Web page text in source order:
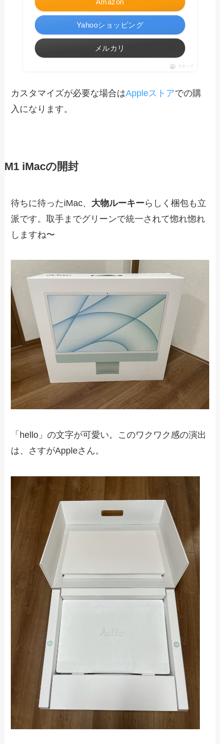
Yahooショッピング
メルカリ
ポチップ
カスタマイズが必要な場合はAppleストアでの購
入になります。
M1 iMacの開封
待ちに待ったiMac、 大物ルーキー らしく梱包も立
派です。取手までグリーンで統一されて惚れ惚れ
しますね〜
「hello」の文字が可愛い。このワクワク感の演出
は、さすがAppleさん。